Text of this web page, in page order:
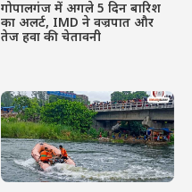
गोपालगंज में अगले 5 दिन बारिश
का अलर्ट, IMD ने वज्रपात और
तेज हवा की चेतावनी